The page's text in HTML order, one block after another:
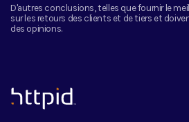
D'autres conclusions, telles que fournir le
sur les retours des clients et de tiers et
des opinions.
™